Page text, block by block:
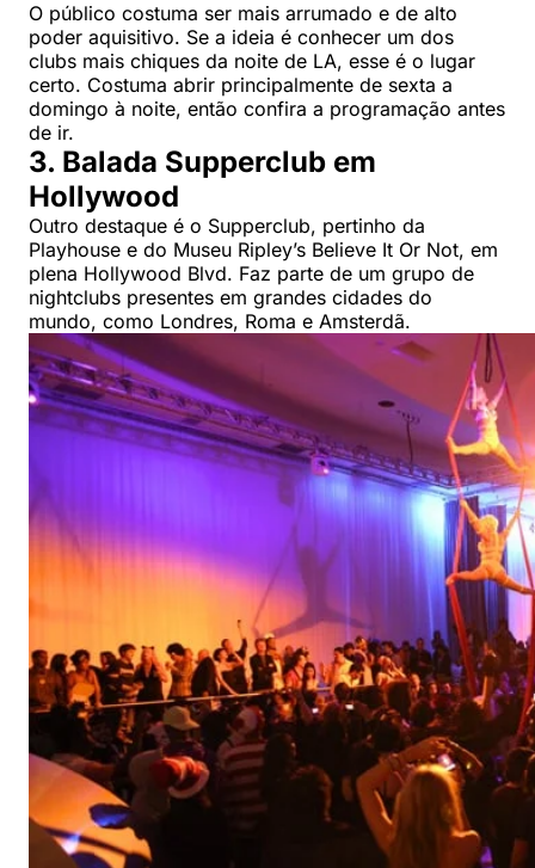
O público costuma ser mais arrumado e de alto
poder aquisitivo. Se a ideia é conhecer um dos
clubs mais chiques da noite de LA, esse é o lugar
certo. Costuma abrir principalmente de sexta a
domingo à noite, então confira a programação antes
de ir.
3. Balada Supperclub em
Hollywood
Outro destaque é o Supperclub, pertinho da
Playhouse e do Museu Ripley’s Believe It Or Not, em
plena Hollywood Blvd. Faz parte de um grupo de
nightclubs presentes em grandes cidades do
mundo, como Londres, Roma e Amsterdã.